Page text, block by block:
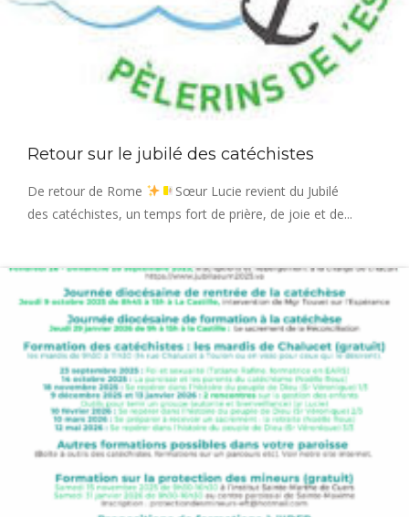
Retour sur le jubilé des catéchistes
De retour de Rome
Sœur Lucie revient du Jubilé
des catéchistes, un temps fort de prière, de joie et de...